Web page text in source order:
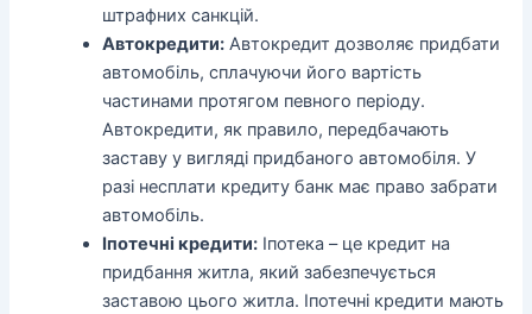
штрафних санкцій.
Автокредити: Автокредит дозволяє придбати
автомобіль, сплачуючи його вартість
частинами протягом певного періоду.
Автокредити, як правило, передбачають
заставу у вигляді придбаного автомобіля. У
разі несплати кредиту банк має право забрати
автомобіль.
Іпотечні кредити: Іпотека – це кредит на
придбання житла, який забезпечується
заставою цього житла. Іпотечні кредити мають